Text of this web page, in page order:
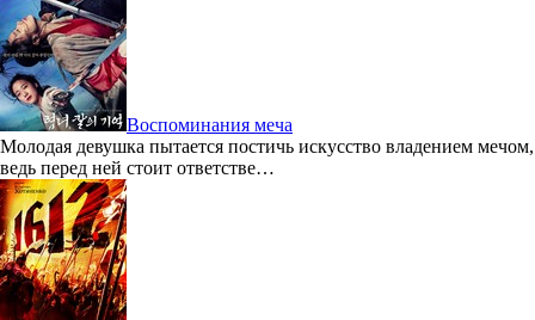
Воспоминания меча
Молодая девушка пытается постичь искусство владением мечом,
ведь перед ней стоит ответстве…